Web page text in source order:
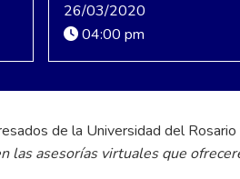
26/03/2020
04:00 pm
de la Universidad del
las asesorías virtuales que